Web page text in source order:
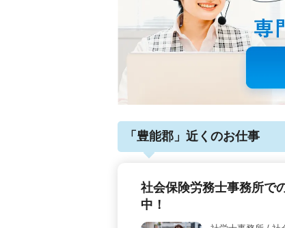
「豊能郡」近くのお仕事
社会保険労務士事務所で
中！